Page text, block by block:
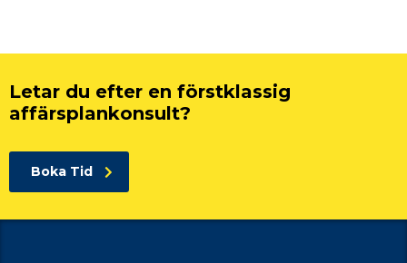
Letar du efter en förstklassig
affärsplankonsult?
Boka Tid